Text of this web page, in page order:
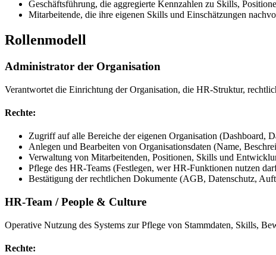
Geschäftsführung, die aggregierte Kennzahlen zu Skills,
Mitarbeitende, die ihre eigenen Skills und Einschätzungen
Rollenmodell
Administrator der Organisation
Verantwortet die Einrichtung der Organisation, die HR-Struktur,
Rechte:
Zugriff auf alle Bereiche der eigenen Organisation (Dashboard,
Anlegen und Bearbeiten von Organisationsdaten (Name,
Verwaltung von Mitarbeitenden, Positionen, Skills und
Pflege des HR-Teams (Festlegen, wer HR-Funktionen nutzen
Bestätigung der rechtlichen Dokumente (AGB, Datenschutz,
HR-Team / People & Culture
Operative Nutzung des Systems zur Pflege von Stammdaten, Skills,
Rechte: